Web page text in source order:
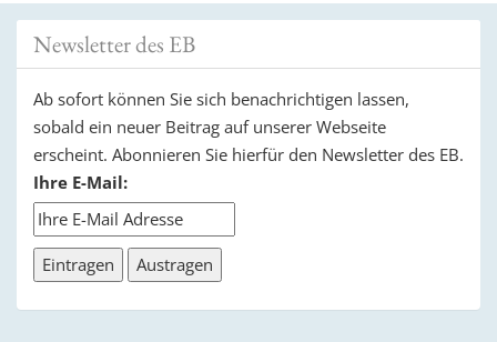
Newsletter des EB
Ab sofort können Sie sich benachrichtigen lassen,
sobald ein neuer Beitrag auf unserer Webseite
erscheint. Abonnieren Sie hierfür den Newsletter des EB.
Ihre E-Mail: